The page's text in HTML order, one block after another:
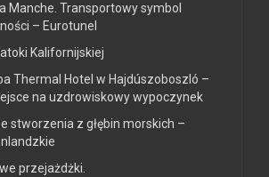
Manche. Transportowy symbol
– Eurotunel
Kalifornijskiej
Thermal Hotel w Hajdúszoboszló –
na uzdrowiskowy wypoczynek
stworzenia z głębin morskich –
przejażdżki.